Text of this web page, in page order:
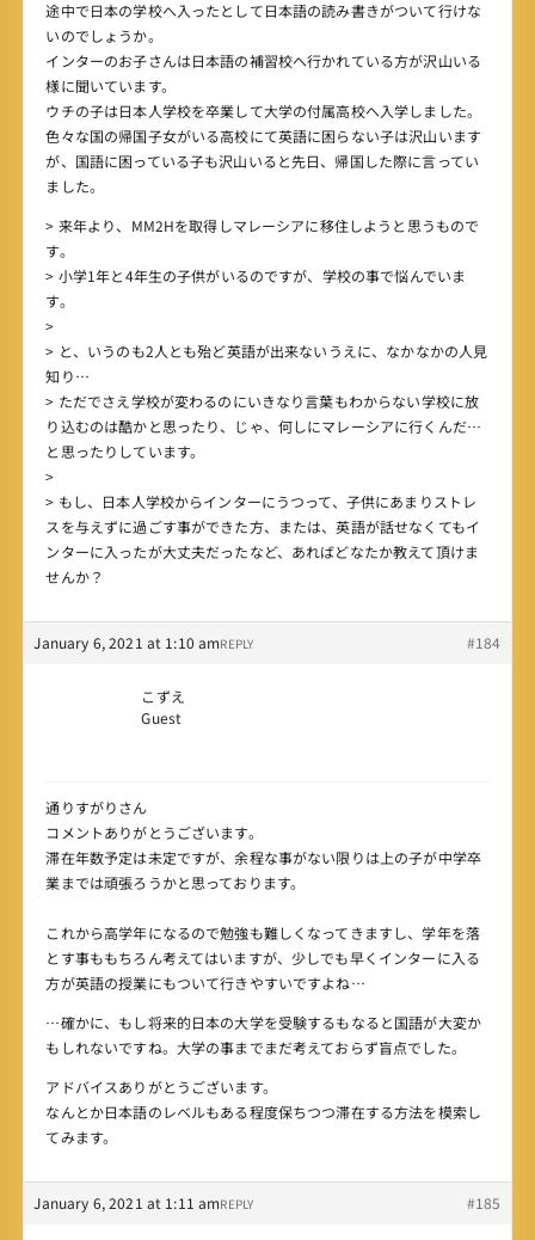
途中で日本の学校へ入ったとして日本語の読み書きがついて行けな
いのでしょうか。
インターのお子さんは日本語の補習校へ行かれている方が沢山いる
様に聞いています。
ウチの子は日本人学校を卒業して大学の付属高校へ入学しました。
色々な国の帰国子女がいる高校にて英語に困らない子は沢山います
が、国語に困っている子も沢山いると先日、帰国した際に言ってい
ました。
> 来年より、MM2Hを取得しマレーシアに移住しようと思うもので
す。
> 小学1年と4年生の子供がいるのですが、学校の事で悩んでいま
す。
>
> と、いうのも2人とも殆ど英語が出来ないうえに、なかなかの人見
知り…
> ただでさえ学校が変わるのにいきなり言葉もわからない学校に放
り込むのは酷かと思ったり、じゃ、何しにマレーシアに行くんだ…
と思ったりしています。
>
> もし、日本人学校からインターにうつって、子供にあまりストレ
スを与えずに過ごす事ができた方、または、英語が話せなくてもイ
ンターに入ったが大丈夫だったなど、あればどなたか教えて頂けま
せんか？
January 6, 2021 at 1:10 am #184
REPLY
こずえ
Guest
通りすがりさん
コメントありがとうございます。
滞在年数予定は未定ですが、余程な事がない限りは上の子が中学卒
業までは頑張ろうかと思っております。
これから高学年になるので勉強も難しくなってきますし、学年を落
とす事ももちろん考えてはいますが、少しでも早くインターに入る
方が英語の授業にもついて行きやすいですよね…
…確かに、もし将来的日本の大学を受験するもなると国語が大変か
もしれないですね。大学の事までまだ考えておらず盲点でした。
アドバイスありがとうございます。
なんとか日本語のレベルもある程度保ちつつ滞在する方法を模索し
てみます。
January 6, 2021 at 1:11 am #185
REPLY